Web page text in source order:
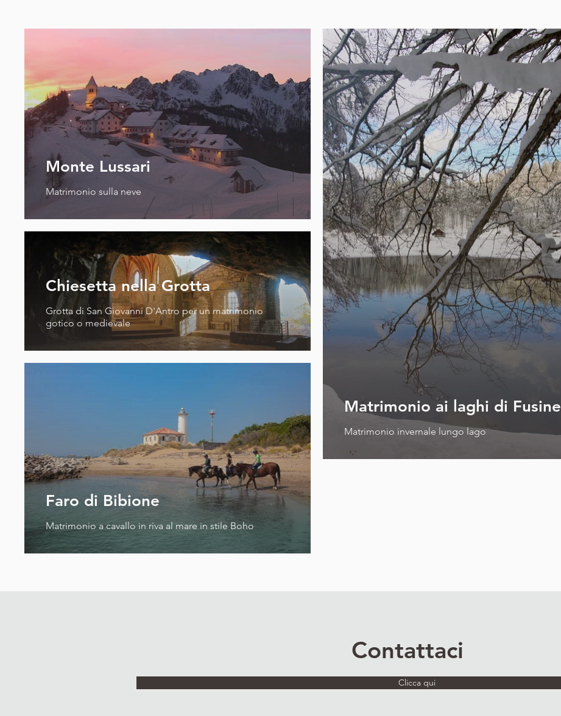
Monte Lussari
Matrimonio sulla neve
Matrimonio ai laghi di Fusine
Matrimonio invernale lungo lago
Chiesetta nella Grotta
Grotta di San Giovanni D'Antro per un matrimonio
gotico o medievale
Faro di Bibione
Matrimonio a cavallo in riva al mare in stile Boho
Contattaci
Clicca qui